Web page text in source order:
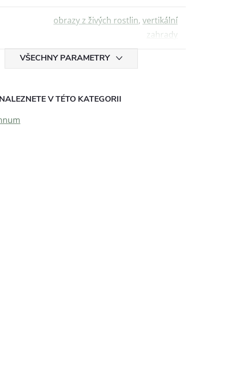
obrazy z živých rostlin, vertikální
zahrady
VŠECHNY PARAMETRY
V TÉTO KATEGORII